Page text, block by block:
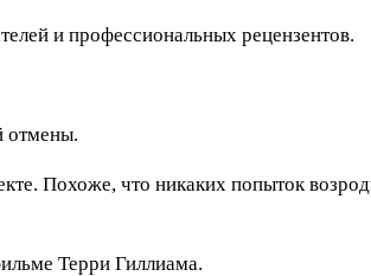
и профессиональных рецензентов.
отмены.
Похоже, что никаких попыток
Терри Гиллиама.